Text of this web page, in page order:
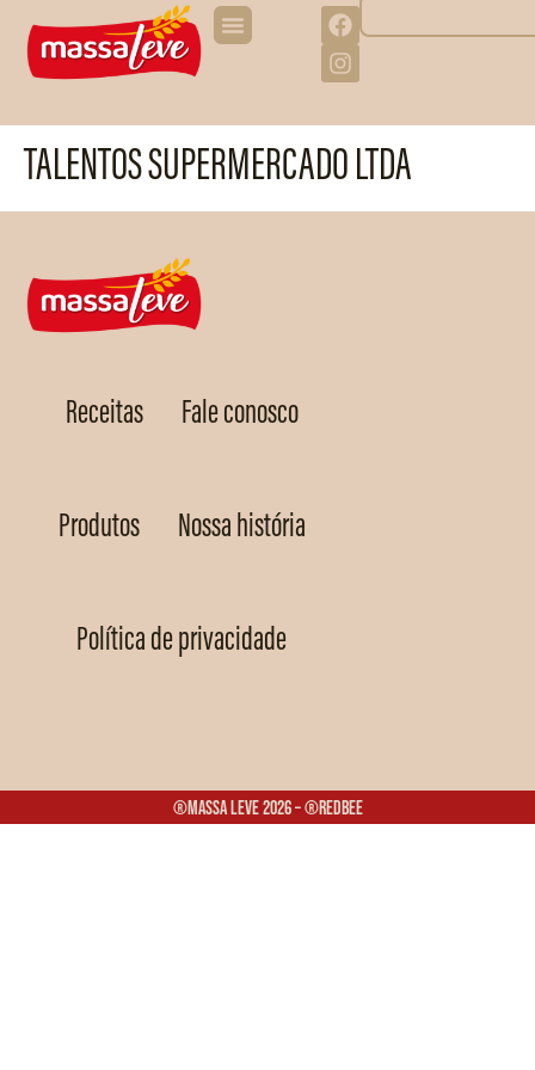
TALENTOS SUPERMERCADO LTDA
Receitas Fale conosco
Produtos Nossa história
Política de privacidade
®Massa Leve 2026 – ®Redbee